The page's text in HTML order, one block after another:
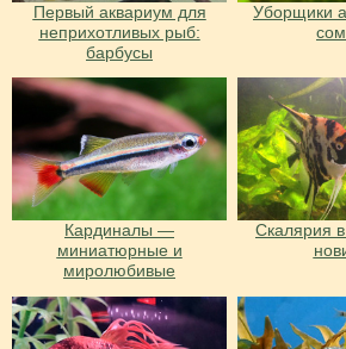
Первый аквариум для
неприхотливых рыб:
барбусы
Уборщики
Кардиналы —
миниатюрные и
миролюбивые
Скалярия